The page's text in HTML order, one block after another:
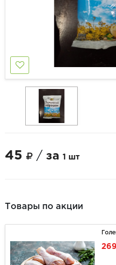
45 / за 1 шт
Товары по акции
269